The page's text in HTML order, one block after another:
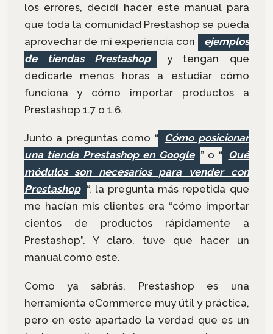
los errores, decidí hacer este manual para
que toda la comunidad Prestashop se pueda
aprovechar de mi experiencia con
ejemplos
de tiendas Prestashop
y tengan que
dedicarle menos horas a estudiar cómo
funciona y cómo importar productos a
Prestashop 1.7 o 1.6.
Junto a preguntas como “
Cómo posicionar
una tienda Prestashop en Google ” o “ Qué
módulos son necesarios para vender con
Prestashop “, la pregunta más repetida que
me hacían mis clientes era “cómo importar
cientos de productos rápidamente a
Prestashop”. Y claro, tuve que hacer un
manual como este.
Como ya sabrás, Prestashop es una
herramienta eCommerce muy útil y práctica,
pero en este apartado la verdad que es un